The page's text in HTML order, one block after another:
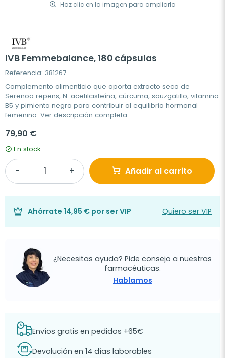
Haz clic en la imagen para ampliarla
IVB Femmebalance, 180 cápsulas
Referencia: 381267
Complemento alimenticio que aporta extracto seco de
Serenoa repens, N-acetilcisteína, cúrcuma, sauzgatillo, vitamina
B5 y pimienta negra para contribuir al equilibrio hormonal
femenino. Ver descripción completa
79,90 €
En stock
Añadir al carrito
Ahórrate 14,95 € por ser VIP Quiero ser VIP
¿Necesitas ayuda? Pide consejo a nuestras
farmacéuticas.
Hablamos
Envíos gratis en pedidos +65€
Devolución en 14 días laborables